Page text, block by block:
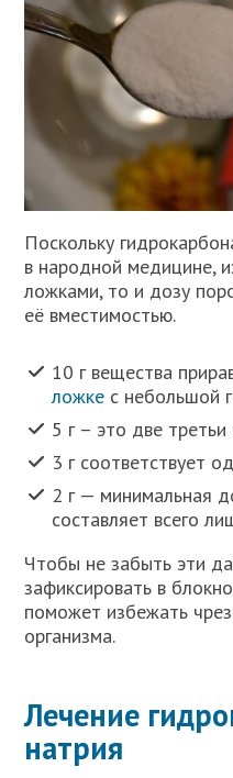
Поскольку
в народной медицине,
ложками, то и дозу
её вместимостью.
10 г вещества
ложке с небольшой
5 г – это две
3 г соответствует
2 г — минимальная
составляет всего
Чтобы не забыть эти
зафиксировать в
поможет избежать
организма.
Лечение
натрия